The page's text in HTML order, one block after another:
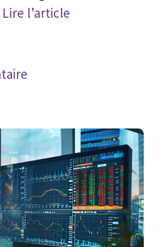
Lire l’article